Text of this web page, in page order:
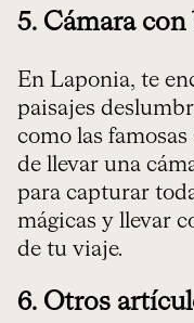
5. Cámara
En Laponia, te
paisajes
como las
de llevar una
para capturar
mágicas y llevar
de tu viaje.
6. Otros